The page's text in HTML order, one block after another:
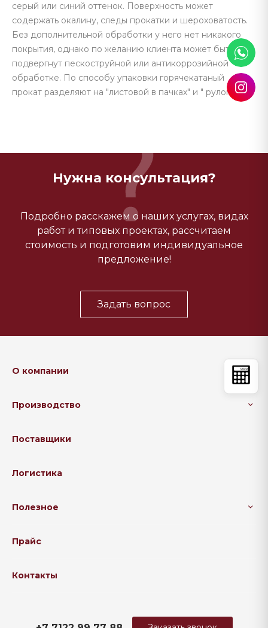
серый или синий оттенок. Поверхность может
содержать окалину, следы прокатки и шероховатость.
Без дополнительной обработки у него нет никакого
покрытия, однако по желанию клиента может быть
подвергнут пескоструйной или антикоррозийной
обработке. По способу упаковки горячекатаный
прокат разделяют на "листовой в пачках" и " рулонный".
Нужна консультация?
Подробно расскажем о наших услугах, видах
работ и типовых проектах, рассчитаем
стоимость и подготовим индивидуальное
предложение!
Задать вопрос
О компании
Производство
Поставщики
Логистика
Полезное
Прайс
Контакты